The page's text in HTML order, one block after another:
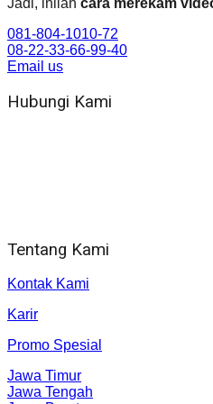
Jadi, inilah cara merekam
081-804-1010-72
08-22-33-66-99-40
Email us
Hubungi Kami
Tentang Kami
Kontak Kami
Karir
Promo Spesial
Jawa Timur
Jawa Tengah